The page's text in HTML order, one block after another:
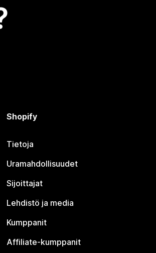
Shopify
Tietoja
Uramahdollisuudet
Sijoittajat
Lehdistö ja media
Kumppanit
Affiliate-kumppanit